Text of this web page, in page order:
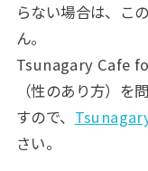
らない場合は、こ
ん。
Tsunagary Cafe
（性のあり方）を
すので、
さい。